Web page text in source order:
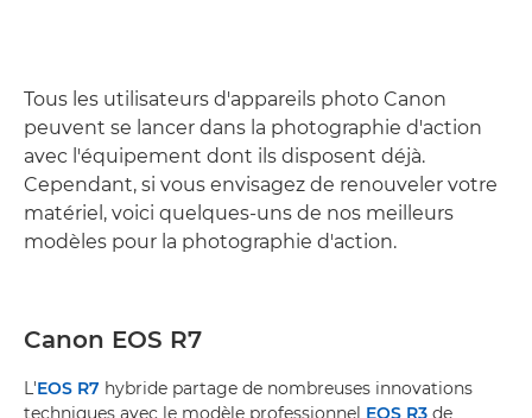
Tous les utilisateurs d'appareils photo Canon
peuvent se lancer dans la photographie d'action
avec l'équipement dont ils disposent déjà.
Cependant, si vous envisagez de renouveler votre
matériel, voici quelques-uns de nos meilleurs
modèles pour la photographie d'action.
Canon EOS R7
L'EOS R7 hybride partage de nombreuses innovations
techniques avec le modèle professionnel EOS R3 de